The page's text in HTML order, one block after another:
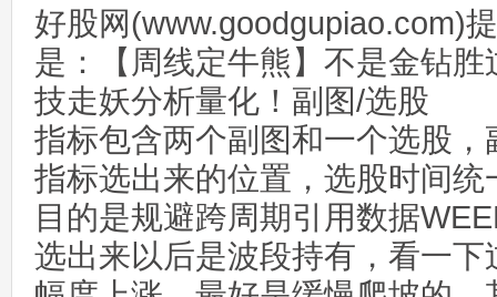
好股网(www.goodgupiao.com)
是：【周线定牛熊】不是金钻
技走妖分析量化！副图/选股
指标包含两个副图和一个选股
指标选出来的位置，选股时间
目的是规避跨周期引用数据
选出来以后是波段持有，看一